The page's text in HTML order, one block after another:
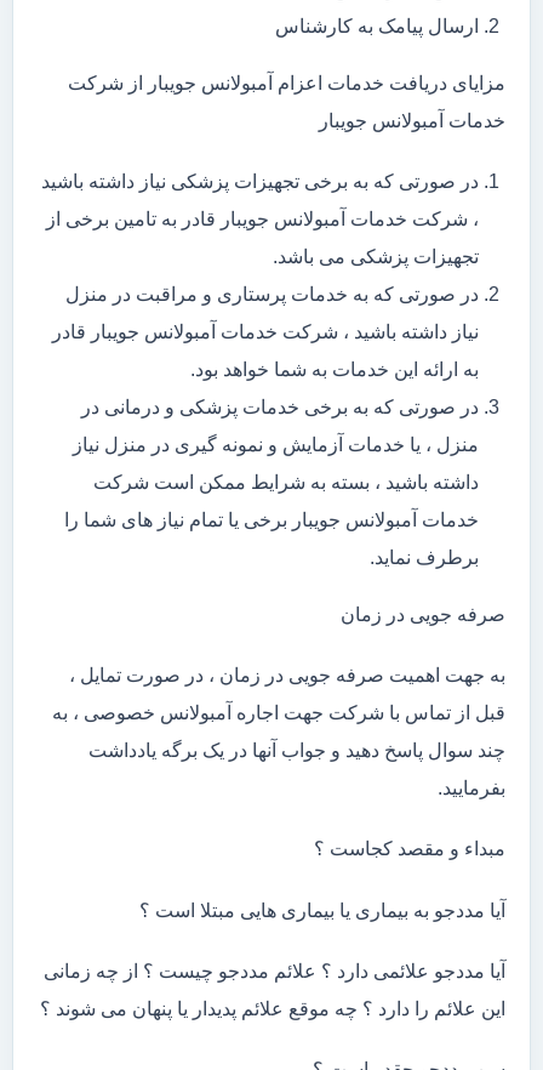
ارسال پیامک به کارشناس
مزایای دریافت خدمات اعزام آمبولانس جویبار از شرکت
خدمات آمبولانس جویبار
در صورتی که به برخی تجهیزات پزشکی نیاز داشته باشید
، شرکت خدمات آمبولانس جویبار قادر به تامین برخی از
تجهیزات پزشکی می باشد.
در صورتی که به خدمات پرستاری و مراقبت در منزل
نیاز داشته باشید ، شرکت خدمات آمبولانس جویبار قادر
به ارائه این خدمات به شما خواهد بود.
در صورتی که به برخی خدمات پزشکی و درمانی در
منزل ، یا خدمات آزمایش و نمونه گیری در منزل نیاز
داشته باشید ، بسته به شرایط ممکن است شرکت
خدمات آمبولانس جویبار برخی یا تمام نیاز های شما را
برطرف نماید.
صرفه جویی در زمان
به جهت اهمیت صرفه جویی در زمان ، در صورت تمایل ،
قبل از تماس با شرکت جهت اجاره آمبولانس خصوصی ، به
چند سوال پاسخ دهید و جواب آنها در یک برگه یادداشت
بفرمایید.
مبداء و مقصد کجاست ؟
آیا مددجو به بیماری یا بیماری هایی مبتلا است ؟
آیا مددجو علائمی دارد ؟ علائم مددجو چیست ؟ از چه زمانی
این علائم را دارد ؟ چه موقع علائم پدیدار یا پنهان می شوند ؟